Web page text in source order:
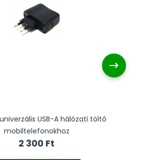
univerzális USB-A hálózati töltő
mobiltelefonokhoz
2 300 Ft